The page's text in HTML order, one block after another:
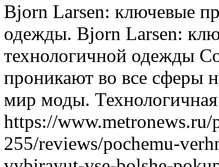
Bjorn Larsen: ключeвыe
одежды. Bjorn Larsen:
технологичной одежды
проникают во все сферы
мир моды.
https://
255/reviews/pochemu-